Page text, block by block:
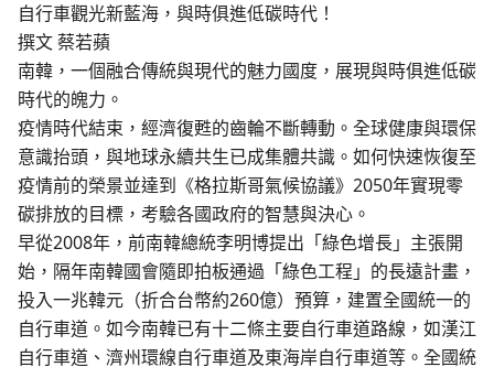
專業技術
聯絡我們
據點
國際專欄
最新消息
ESG
會員中心
我的最愛
自行車觀光新藍海，與時俱進低碳時代！
撰文 蔡若蘋
南韓，一個融合傳統與現代的魅力國度，展現與時俱進低碳
時代的魄力。
疫情時代結束，經濟復甦的齒輪不斷轉動。全球健康與環保
意識抬頭，與地球永續共生已成集體共識。如何快速恢復至
疫情前的榮景並達到《格拉斯哥氣候協議》2050年實現零
碳排放的目標，考驗各國政府的智慧與決心。